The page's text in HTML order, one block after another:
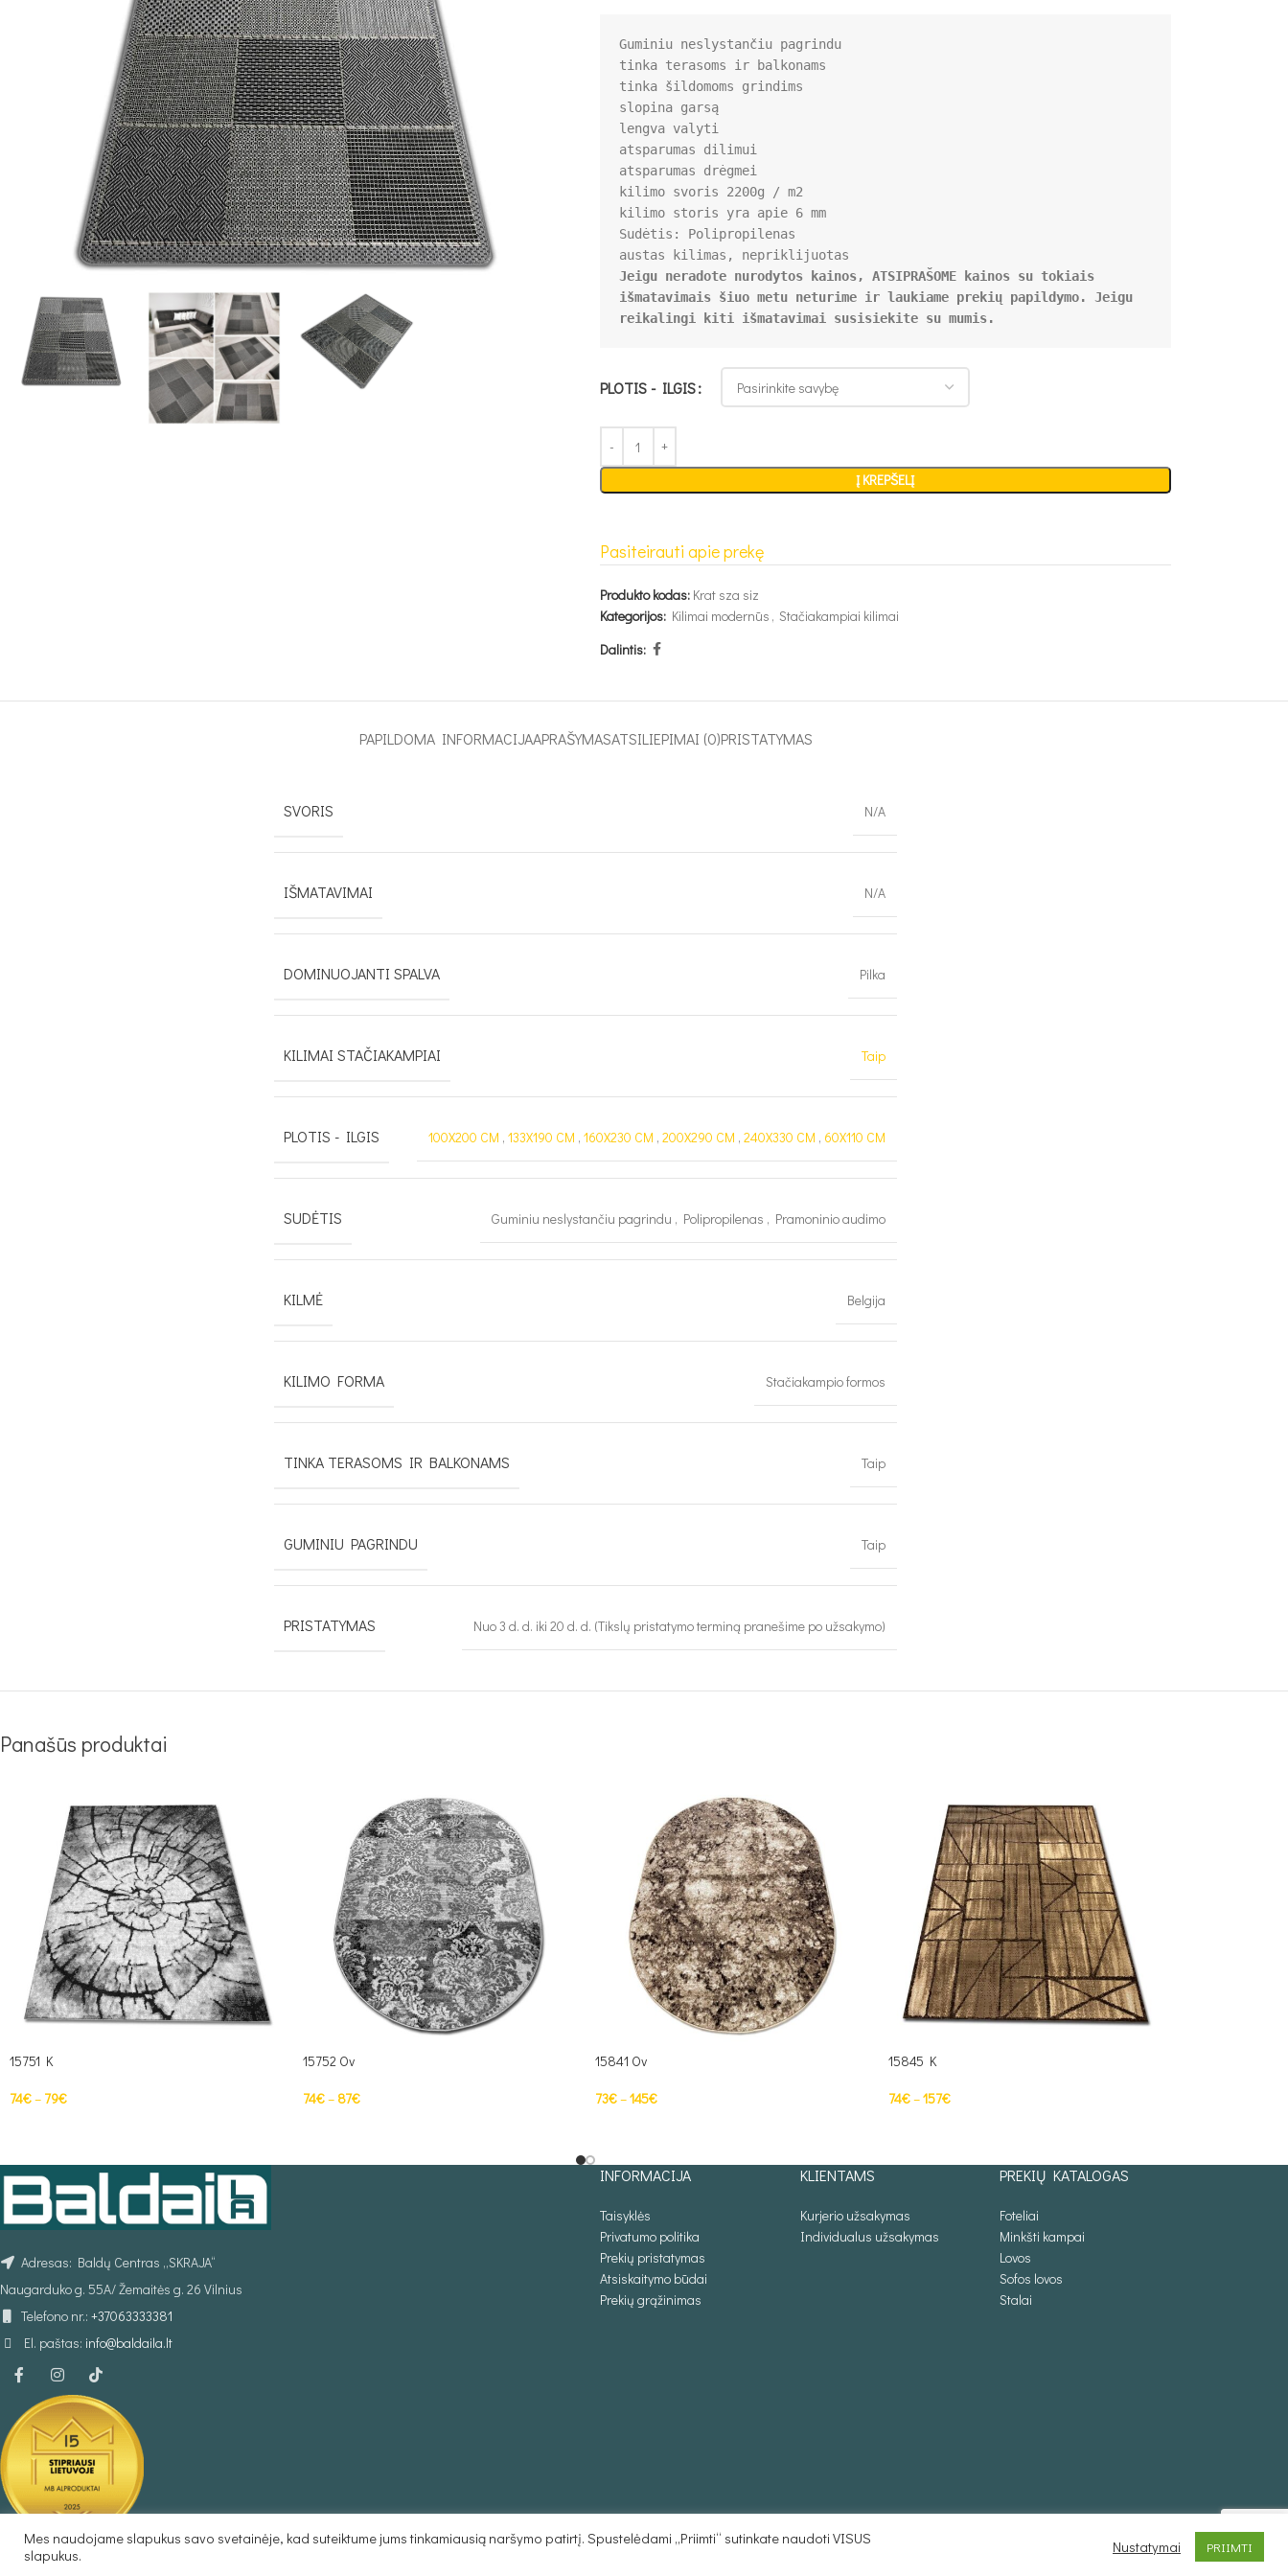
Guminiu neslystančiu pagrindu
tinka terasoms ir balkonams
tinka šildomoms grindims
slopina garsą
lengva valyti
atsparumas dilimui
atsparumas drėgmei
kilimo svoris 2200g / m2
Sudėtis: Polipropilenas
Jeigu neradote nurodytos kainos, ATSIPRAŠOME kainos su tokiais
išmatavimais šiuo metu neturime ir laukiame prekių papildymo. Jeigu
reikalingi kiti išmatavimai susisiekite su mumis.
PLOTIS - ILGIS
Į KREPŠELĮ
Pasiteirauti apie prekę
Produkto kodas: Krat sza siz
Kategorijos: Kilimai modernūs , Stačiakampiai kilimai
Dalintis:
PAPILDOMA INFORMACIJAAPRAŠYMASATSILIEPIMAI (0)PRISTATYMAS
SVORIS N/A
IŠMATAVIMAI N/A
DOMINUOJANTI SPALVA Pilka
KILIMAI STAČIAKAMPIAI Taip
PLOTIS - ILGIS 100X200 CM , 133X190 CM , 160X230 CM , 200X290 CM , 240X330 CM , 60X110 CM
SUDĖTIS Guminiu neslystančiu pagrindu , Polipropilenas , Pramoninio audimo
KILMĖ Belgija
KILIMO FORMA Stačiakampio formos
TINKA TERASOMS IR BALKONAMS Taip
GUMINIU PAGRINDU Taip
PRISTATYMAS Nuo 3 d. d. iki 20 d. d. (Tikslų pristatymo terminą pranešime po užsakymo)
Panašūs produktai
15751 K
74€– 79€
15752 Ov
74€– 87€
15841 Ov
73€–145€
15845 K
74€–157€
Adresas: Baldų Centras „SKRAJA“
Naugarduko g. 55A/ Žemaitės g. 26 Vilnius
Telefono nr.: +37063333381
El. paštas: info@baldaila.lt
INFORMACIJA
Taisyklės
Privatumo politika
Prekių pristatymas
Atsiskaitymo būdai
Prekių grąžinimas
KLIENTAMS
Kurjerio užsakymas
Individualus užsakymas
PREKIŲ KATALOGAS
Foteliai
Minkšti kampai
Lovos
Sofos lovos
Stalai
Baldaila.lt © 2025
Mes naudojame slapukus savo svetainėje, kad suteiktume jums tinkamiausią naršymo patirtį. Spustelėdami „Priimti“ sutinkate naudoti VISUS
slapukus.
Nustatymai PRIIMTI